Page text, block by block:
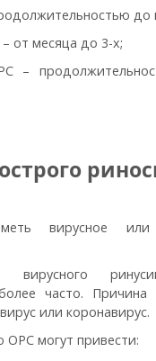
до
от месяца до 3-х;
–
вирусное или
часто.
или коронавирус.
ОРС могут привести: